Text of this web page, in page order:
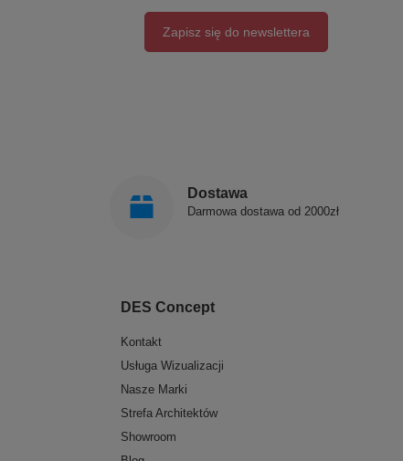
Zapisz się do newslettera
Dostawa
Darmowa dostawa od 2000zł
DES Concept
Kontakt
Usługa Wizualizacji
Nasze Marki
Strefa Architektów
Showroom